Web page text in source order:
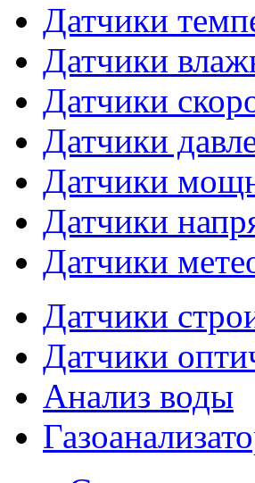
Датчики
Датчики
Датчики
Датчики
Датчики
Датчики
Датчики
Датчики
Датчики
Анализ воды